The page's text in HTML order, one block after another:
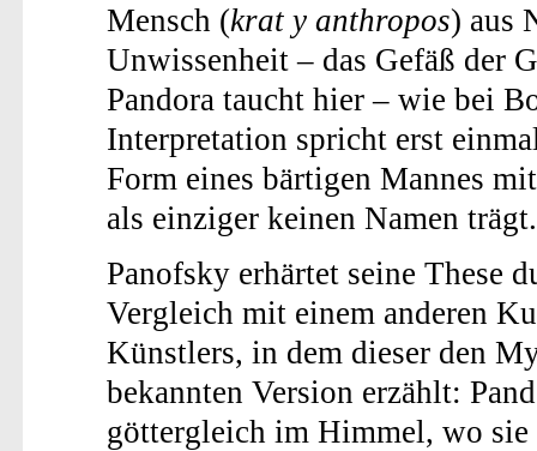
Mensch (krat y anthropos) aus
Unwissenheit – das Gefäß der
Pandora taucht hier – wie bei
Interpretation spricht erst
Form eines bärtigen Mannes
als einziger keinen Namen trägt.
Panofsky erhärtet seine These
Vergleich mit einem anderen
Künstlers, in dem dieser den
bekannten Version erzählt:
göttergleich im Himmel, wo